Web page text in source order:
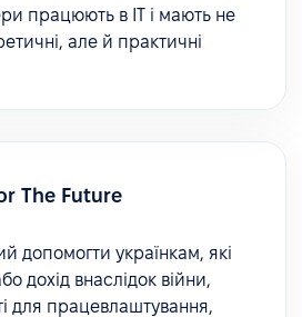
працюють в IT і мають не
але й практичні
The Future
допомогти українкам, які
дохід внаслідок війни,
для працевлаштування,